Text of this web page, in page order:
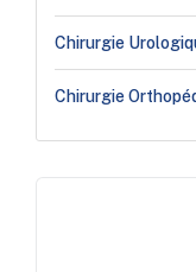
Chirurgie
Chirurgie